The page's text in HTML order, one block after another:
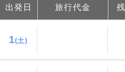
出発日 旅行代金
1(土)